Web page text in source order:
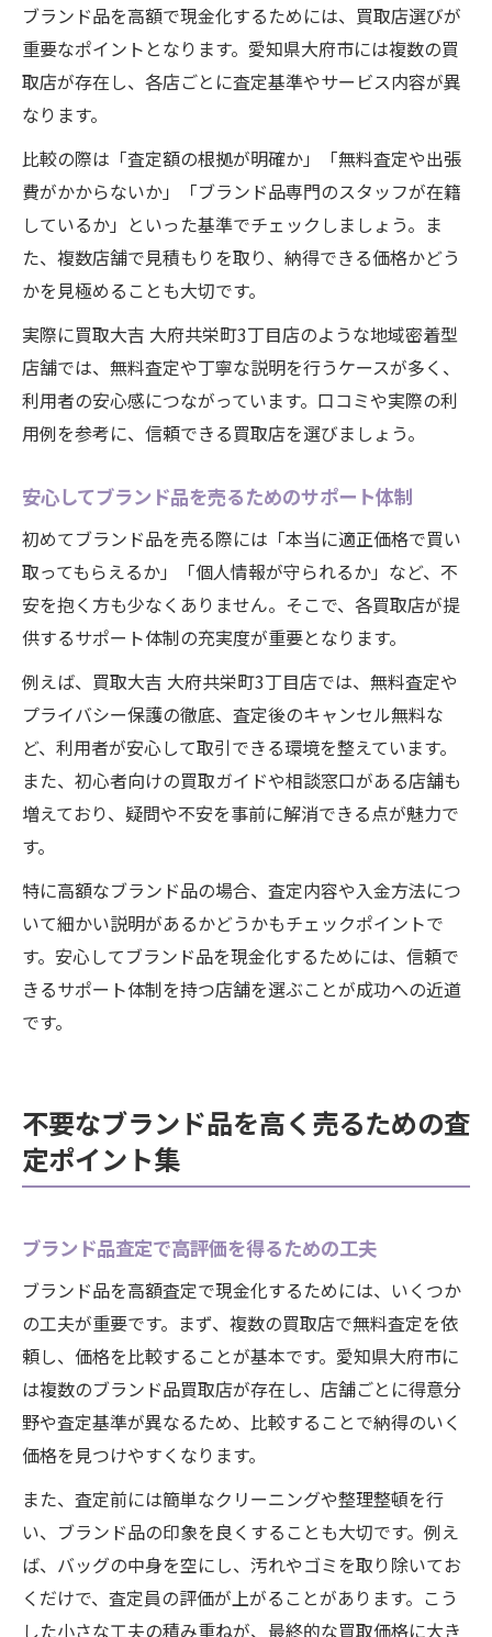
ブランド品を高額で現金化するためには、買取店選びが
重要なポイントとなります。愛知県大府市には複数の買
取店が存在し、各店ごとに査定基準やサービス内容が異
なります。
比較の際は「査定額の根拠が明確か」「無料査定や出張
費がかからないか」「ブランド品専門のスタッフが在籍
しているか」といった基準でチェックしましょう。ま
た、複数店舗で見積もりを取り、納得できる価格かどう
かを見極めることも大切です。
実際に買取大吉 大府共栄町3丁目店のような地域密着型
店舗では、無料査定や丁寧な説明を行うケースが多く、
利用者の安心感につながっています。口コミや実際の利
用例を参考に、信頼できる買取店を選びましょう。
安心してブランド品を売るためのサポート体制
初めてブランド品を売る際には「本当に適正価格で買い
取ってもらえるか」「個人情報が守られるか」など、不
安を抱く方も少なくありません。そこで、各買取店が提
供するサポート体制の充実度が重要となります。
例えば、買取大吉 大府共栄町3丁目店では、無料査定や
プライバシー保護の徹底、査定後のキャンセル無料な
ど、利用者が安心して取引できる環境を整えています。
また、初心者向けの買取ガイドや相談窓口がある店舗も
増えており、疑問や不安を事前に解消できる点が魅力で
す。
特に高額なブランド品の場合、査定内容や入金方法につ
いて細かい説明があるかどうかもチェックポイントで
す。安心してブランド品を現金化するためには、信頼で
きるサポート体制を持つ店舗を選ぶことが成功への近道
です。
不要なブランド品を高く売るための査
定ポイント集
ブランド品査定で高評価を得るための工夫
ブランド品を高額査定で現金化するためには、いくつか
の工夫が重要です。まず、複数の買取店で無料査定を依
頼し、価格を比較することが基本です。愛知県大府市に
は複数のブランド品買取店が存在し、店舗ごとに得意分
野や査定基準が異なるため、比較することで納得のいく
価格を見つけやすくなります。
また、査定前には簡単なクリーニングや整理整頓を行
い、ブランド品の印象を良くすることも大切です。例え
ば、バッグの中身を空にし、汚れやゴミを取り除いてお
くだけで、査定員の評価が上がることがあります。こう
した小さな工夫の積み重ねが、最終的な買取価格に大き